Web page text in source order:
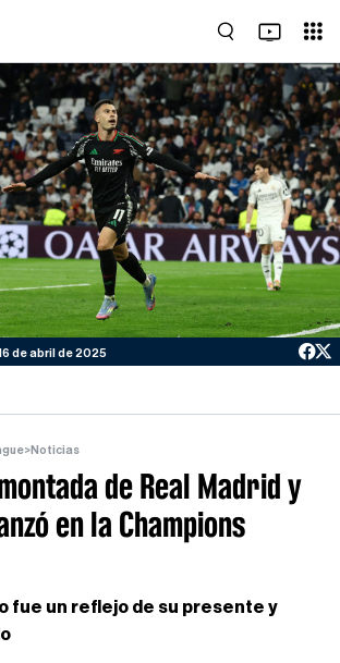
de abril de 2025
>Noticias
de Real Madrid y
en la Champions
fue un reflejo de su presente y